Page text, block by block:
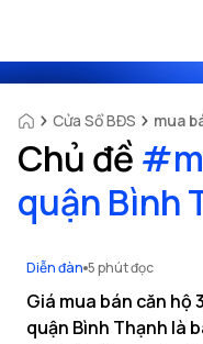
Cửa Sổ BĐS mua
Chủ đề #
quận Bình
Diễn đàn 5 phút đọc
Giá mua bán căn hộ
quận Bình Thạnh là